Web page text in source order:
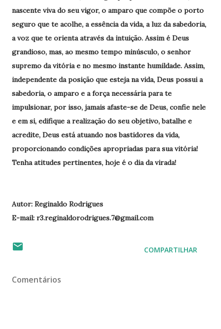
nascente viva do seu vigor, o amparo que compõe o porto
seguro que te acolhe, a essência da vida, a luz da sabedoria,
a voz que te orienta através da intuição. Assim é Deus
grandioso, mas, ao mesmo tempo minúsculo, o senhor
supremo da vitória e no mesmo instante humildade. Assim,
independente da posição que esteja na vida, Deus possui a
sabedoria, o amparo e a força necessária para te
impulsionar, por isso, jamais afaste-se de Deus, confie nele
e em si, edifique a realização do seu objetivo, batalhe e
acredite, Deus está atuando nos bastidores da vida,
proporcionando condições apropriadas para sua vitória!
Tenha atitudes pertinentes, hoje é o dia da virada!
Autor: Reginaldo Rodrigues
E-mail: r3.reginaldorodrigues.7@gmail.com
COMPARTILHAR
Comentários